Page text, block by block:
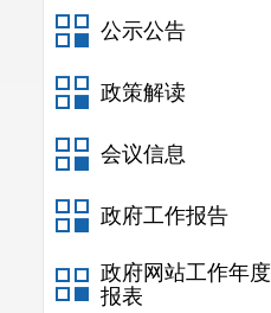
公示公告
政策解读
会议信息
政府工作报告
政府网站工作年度
报表